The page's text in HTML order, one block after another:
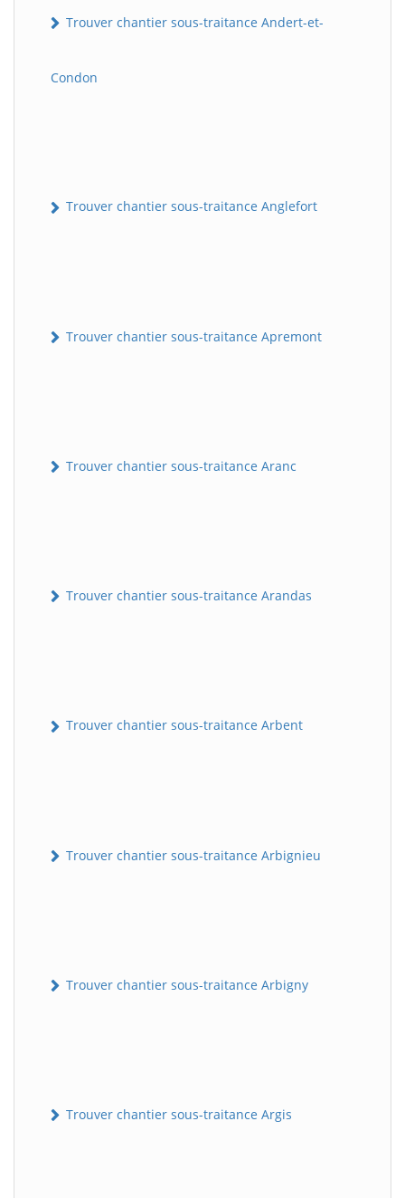
Trouver chantier sous-traitance Andert-et-
Condon
Trouver chantier sous-traitance Anglefort
Trouver chantier sous-traitance Apremont
Trouver chantier sous-traitance Aranc
Trouver chantier sous-traitance Arandas
Trouver chantier sous-traitance Arbent
Trouver chantier sous-traitance Arbignieu
Trouver chantier sous-traitance Arbigny
Trouver chantier sous-traitance Argis